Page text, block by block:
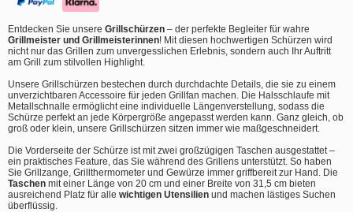
Entdecken Sie unsere Grillschürzen – der perfekte Begleiter für wahre
Grillmeister und Grillmeisterinnen! Mit diesen hochwertigen Schürzen wird
nicht nur das Grillen zum unvergesslichen Erlebnis, sondern auch Ihr Auftritt
am Grill zum stilvollen Highlight.
Unsere Grillschürzen bestechen durch durchdachte Details, die sie zu einem
unverzichtbaren Accessoire für jeden Grillfan machen. Die Halsschlaufe mit
Metallschnalle ermöglicht eine individuelle Längenverstellung, sodass die
Schürze perfekt an jede Körpergröße angepasst werden kann. Ganz gleich, ob
groß oder klein, unsere Grillschürzen sitzen immer wie maßgeschneidert.
Die Vorderseite der Schürze ist mit zwei großzügigen Taschen ausgestattet –
ein praktisches Feature, das Sie während des Grillens unterstützt. So haben
Sie Grillzange, Grillthermometer und Gewürze immer griffbereit zur Hand. Die
Taschen mit einer Länge von 20 cm und einer Breite von 31,5 cm bieten
ausreichend Platz für alle wichtigen Utensilien und machen lästiges Suchen
überflüssig.